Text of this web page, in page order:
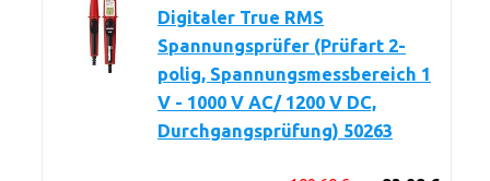
Digitaler True RMS
Spannungsprüfer (Prüfart 2-
polig, Spannungsmessbereich 1
V - 1000 V AC/ 1200 V DC,
Durchgangsprüfung) 50263